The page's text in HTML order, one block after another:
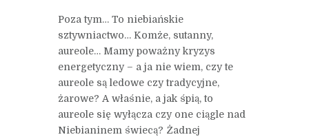
Poza tym… To niebiańskie
sztywniactwo… Komże, sutanny,
aureole… Mamy poważny kryzys
energetyczny – a ja nie wiem, czy te
aureole są ledowe czy tradycyjne,
żarowe? A właśnie, a jak śpią, to
aureole się wyłącza czy one ciągle nad
Niebianinem świecą? Żadnej